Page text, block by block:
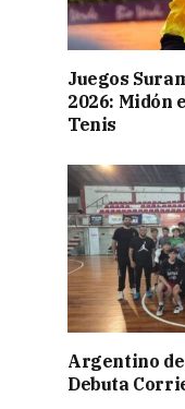
Juegos
2026: Midón
Tenis
Argentino
Debuta